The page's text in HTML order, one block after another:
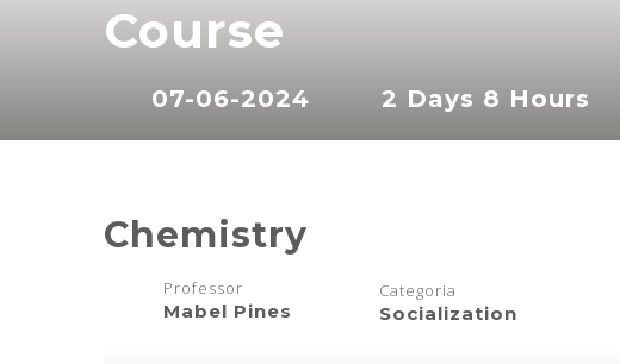
Course
07-06-2024 2 Days 8 Hours
Chemistry
Professor
Mabel Pines
Categoria
Socialization